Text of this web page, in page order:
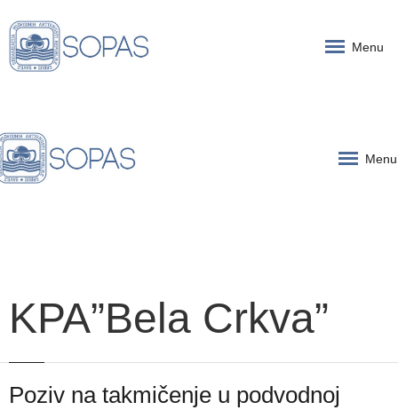
Menu
Menu
KPA”Bela Crkva”
Poziv na takmičenje u podvodnoj